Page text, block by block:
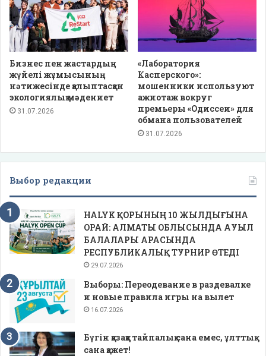
Бизнес пен жастардың
жүйелі жұмысының
нәтижесінде қалыптасқан
экологиялық мәдениет
31.07.2026
«Лаборатория
Касперского»:
мошенники используют
ажиотаж вокруг
премьеры «Одиссеи» для
обмана пользователей
31.07.2026
Выбор редакции
HALYK ҚОРЫНЫҢ 10 ЖЫЛДЫҒЫНА
ОРАЙ: АЛМАТЫ ОБЛЫСЫНДА АУЫЛ
БАЛАЛАРЫ АРАСЫНДА
РЕСПУБЛИКАЛЫҚ ТУРНИР ӨТЕДІ
29.07.2026
Выборы: Переодевание в раздевалке
и новые правила игры на вылет
16.07.2026
Бүгін қазаққа тайпалық сана емес, ұлттық
сана қажет!